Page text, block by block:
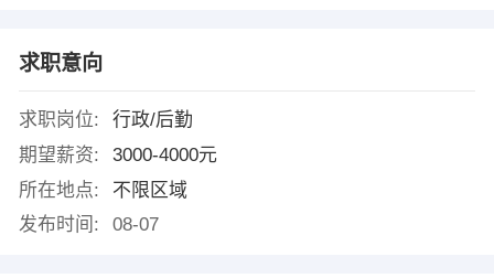
求职意向
求职岗位:
行政/后勤
期望薪资:
3000-4000元
所在地点:
不限区域
发布时间:
08-07